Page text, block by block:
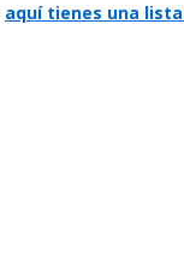
aquí tienes una